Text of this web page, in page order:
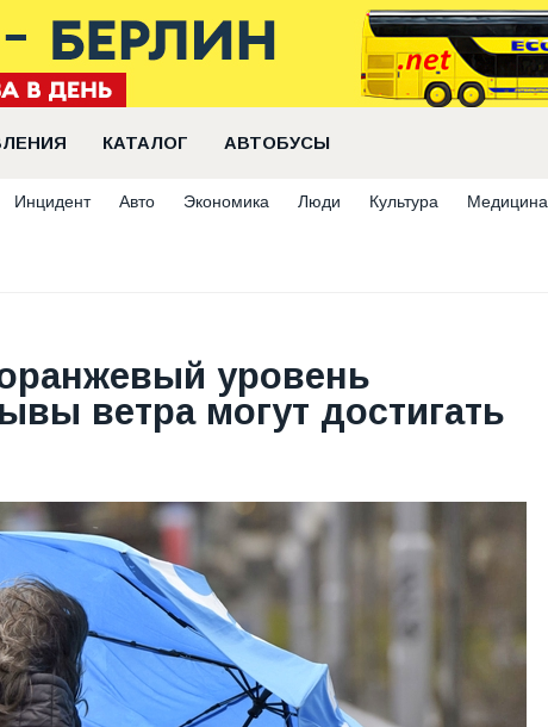
КАТАЛОГ АВТОБУСЫ
Инцидент Авто Экономика Люди Культура Медицина
уровень
ветра могут достигать